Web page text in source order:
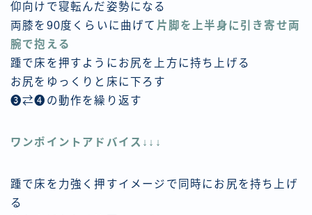
仰向けで寝転んだ姿勢になる
両膝を90度くらいに曲げて 片脚を上半身に引き寄せ両
腕で抱える
踵で床を押すようにお尻を上方に持ち上げる
お尻をゆっくりと床に下ろす
❸⇄❹の動作を繰り返す
ワンポイントアドバイス↓↓↓
踵で床を力強く押すイメージで同時にお尻を持ち上げ
る